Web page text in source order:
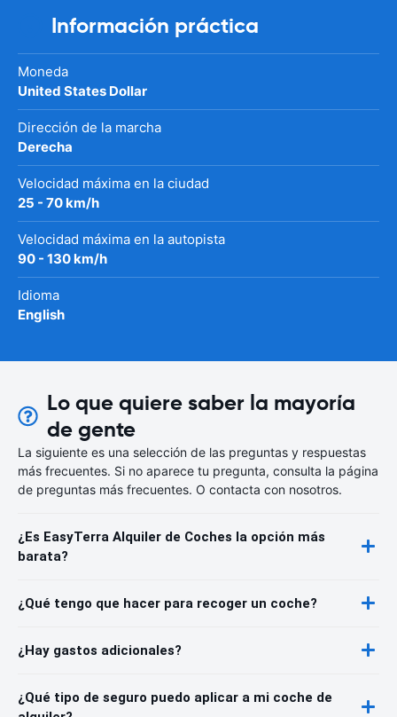
Información práctica
Moneda
United States Dollar
Dirección de la marcha
Derecha
Velocidad máxima en la ciudad
25 - 70 km/h
Velocidad máxima en la autopista
90 - 130 km/h
Idioma
English
Lo que quiere saber la mayoría
de gente
La siguiente es una selección de las preguntas y respuestas
más frecuentes. Si no aparece tu pregunta, consulta la página
de preguntas más frecuentes. O contacta con nosotros.
¿Es EasyTerra Alquiler de Coches la opción más
barata?
¿Qué tengo que hacer para recoger un coche?
¿Hay gastos adicionales?
¿Qué tipo de seguro puedo aplicar a mi coche de